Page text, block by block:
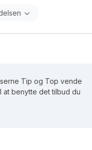
Tip og Top vende
at benytte det tilbud du